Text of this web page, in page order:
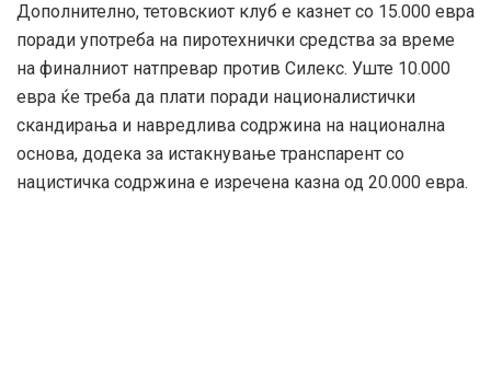
Дополнително, тетовскиот клуб е казнет со 15.000 евра
поради употреба на пиротехнички средства за време
на финалниот натпревар против Силекс. Уште 10.000
евра ќе треба да плати поради националистички
скандирања и навредлива содржина на национална
основа, додека за истакнување транспарент со
нацистичка содржина е изречена казна од 20.000 евра.